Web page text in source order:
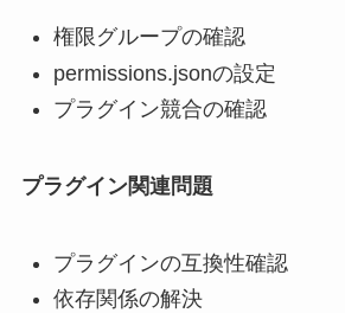
権限グループの確認
permissions.jsonの設定
プラグイン競合の確認
プラグイン関連問題
プラグインの互換性確認
依存関係の解決